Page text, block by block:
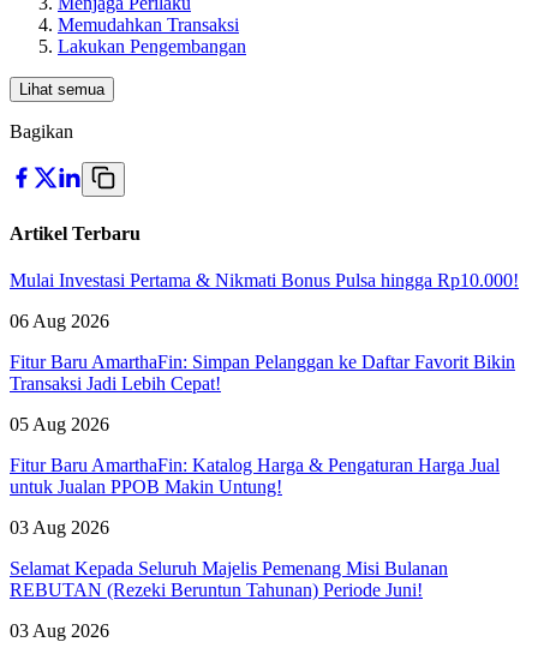
Memudahkan Transaksi
Lakukan Pengembangan
Lihat semua
Bagikan
Artikel Terbaru
Mulai Investasi Pertama & Nikmati Bonus Pulsa hingga Rp10.000!
06 Aug 2026
Fitur Baru AmarthaFin: Simpan Pelanggan ke Daftar Favorit Bikin
Transaksi Jadi Lebih Cepat!
05 Aug 2026
Fitur Baru AmarthaFin: Katalog Harga & Pengaturan Harga Jual
untuk Jualan PPOB Makin Untung!
03 Aug 2026
Selamat Kepada Seluruh Majelis Pemenang Misi Bulanan
REBUTAN (Rezeki Beruntun Tahunan) Periode Juni!
03 Aug 2026